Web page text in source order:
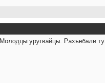
Молодцы уругвайцы. Разъебали